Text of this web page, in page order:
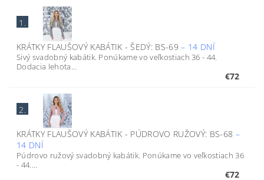
1.
KRÁTKY FLAUŠOVÝ KABÁTIK - ŠEDÝ: BS-69– 14 DNÍ
Sivý svadobný kabátik. Ponúkame vo veľkostiach 36 - 44.
Dodacia lehota...
€72
2.
KRÁTKY FLAUŠOVÝ KABÁTIK - PÚDROVO RUŽOVÝ: BS-68 –
14 DNÍ
Púdrovo ružový svadobný kabátik. Ponúkame vo veľkostiach 36
- 44....
€72